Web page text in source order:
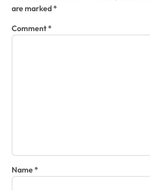
are marked*
Comment*
Name*